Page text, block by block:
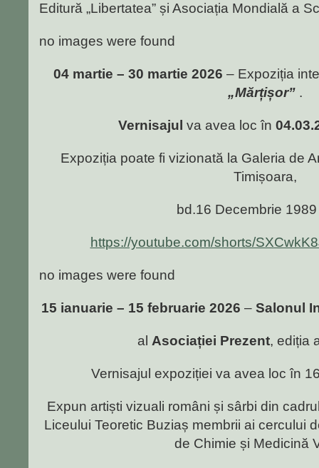
Editură „Libertatea” și Asociația Mondială a
no images were found
04 martie – 30 martie 2026 – Expoziția
„Mărțișor” .
Vernisajul va avea loc în
Expoziția poate fi vizionată la Galeria de
Timișoara,
bd.16 Decembrie
https://youtube.com/shorts/
no images were found
15 ianuarie – 15 februarie 2026 – Salonul
al Asociației Prezent, ediția
Vernisajul expoziției va avea loc în
Expun artiști vizuali români și sârbi din
Liceului Teoretic Buziaș membrii ai cercului
de Chimie și Medicină